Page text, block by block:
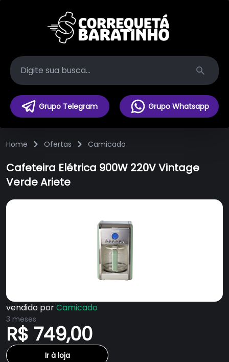
Search
Grupo Telegram Grupo Whatsapp
Home Ofertas Camicado
Cafeteira Elétrica 900W 220V Vintage
Verde Ariete
vendido porCamicado
3 meses
R$ 749,00
Ir à loja